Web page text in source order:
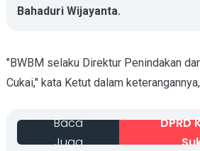
Bahaduri Wijayanta.
"BWBM selaku Direktur Penindakan
Cukai," kata Ketut dalam
Baca
Juga
DPRD